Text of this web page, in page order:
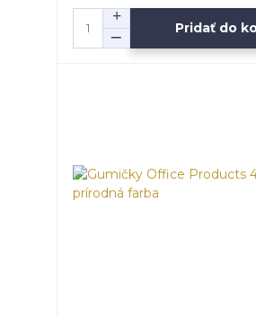
Pridať do